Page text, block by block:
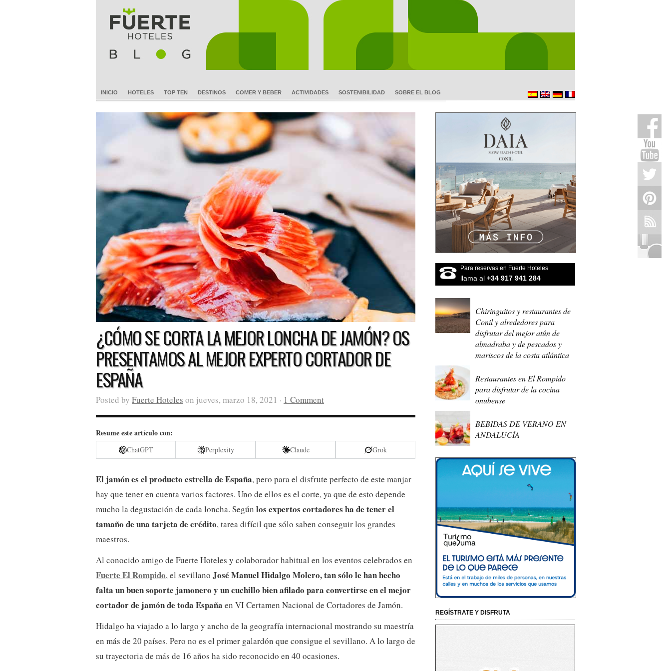
INICIO HOTELES TOP TEN DESTINOS COMER Y BEBER ACTIVIDADES SOSTENIBILIDAD SOBRE EL BLOG
¿CÓMO SE CORTA LA MEJOR LONCHA DE JAMÓN? OS
PRESENTAMOS AL MEJOR EXPERTO CORTADOR DE
ESPAÑA
Posted by Fuerte Hoteles on jueves, marzo 18, 2021 · 1 Comment
Resume este artículo con:
ChatGPT Perplexity Claude Grok
El jamón es el producto estrella de España, pero para el disfrute perfecto de este manjar
hay que tener en cuenta varios factores. Uno de ellos es el corte, ya que de esto depende
mucho la degustación de cada loncha. Según los expertos cortadores ha de tener el
tamaño de una tarjeta de crédito, tarea difícil que sólo saben conseguir los grandes
maestros.
Al conocido amigo de Fuerte Hoteles y colaborador habitual en los eventos celebrados en
Fuerte El Rompido, el sevillano José Manuel Hidalgo Molero, tan sólo le han hecho
falta un buen soporte jamonero y un cuchillo bien afilado para convertirse en el mejor
cortador de jamón de toda España en VI Certamen Nacional de Cortadores de Jamón.
Hidalgo ha viajado a lo largo y ancho de la geografía internacional mostrando su maestría
en más de 20 países. Pero no es el primer galardón que consigue el sevillano. A lo largo de
su trayectoria de más de 16 años ha sido reconocido en 40 ocasiones.
Para reservas en Fuerte Hoteles
llama al +34 917 941 284
Chiringuitos y restaurantes de
Conil y alrededores para
disfrutar del mejor atún de
almadraba y de pescados y
mariscos de la costa atlántica
Restaurantes en El Rompido
para disfrutar de la cocina
onubense
BEBIDAS DE VERANO EN
ANDALUCÍA
REGÍSTRATE Y DISFRUTA